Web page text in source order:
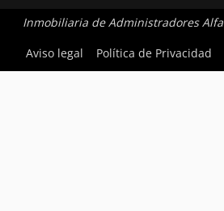
Inmobiliaria de Administradores Alfa
Aviso legal
Política de Privacidad